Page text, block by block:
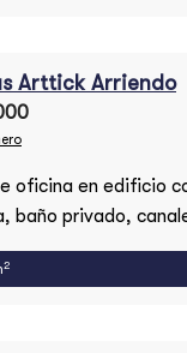
Arttick Arriendo
oficina en edificio
baño privado,
mayor espacio
Valor
2